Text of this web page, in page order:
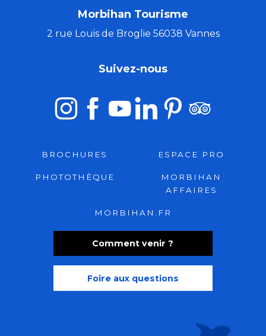
Morbihan Tourisme
2 rue Louis de Broglie 56038 Vannes
Comment venir ?
Foire aux questions
Suivez-nous
BROCHURES ESPACE PRO
PHOTOTHÈQUE
MORBIHAN
AFFAIRES
MORBIHAN.FR